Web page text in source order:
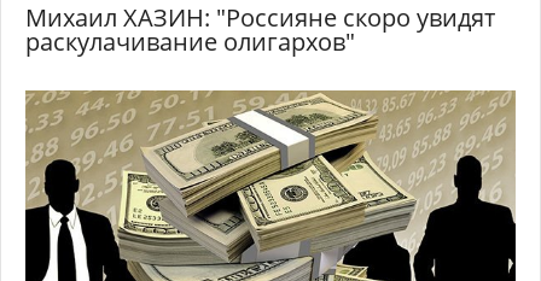
Михаил ХАЗИН: "Россияне скоро увидят
раскулачивание олигархов"